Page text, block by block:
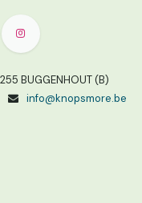
BUGGENHOUT (B)
info@knopsmore.be